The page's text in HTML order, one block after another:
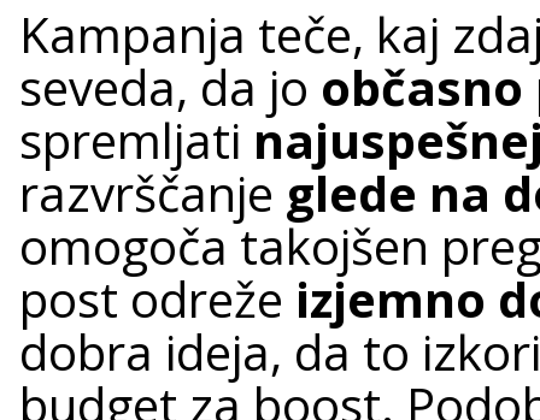
Kampanja teče, kaj
seveda, da jo
spremljati
razvrščanje glede na
omogoča takojšen
post odreže izjemno
dobra ideja, da to
budget za boost.